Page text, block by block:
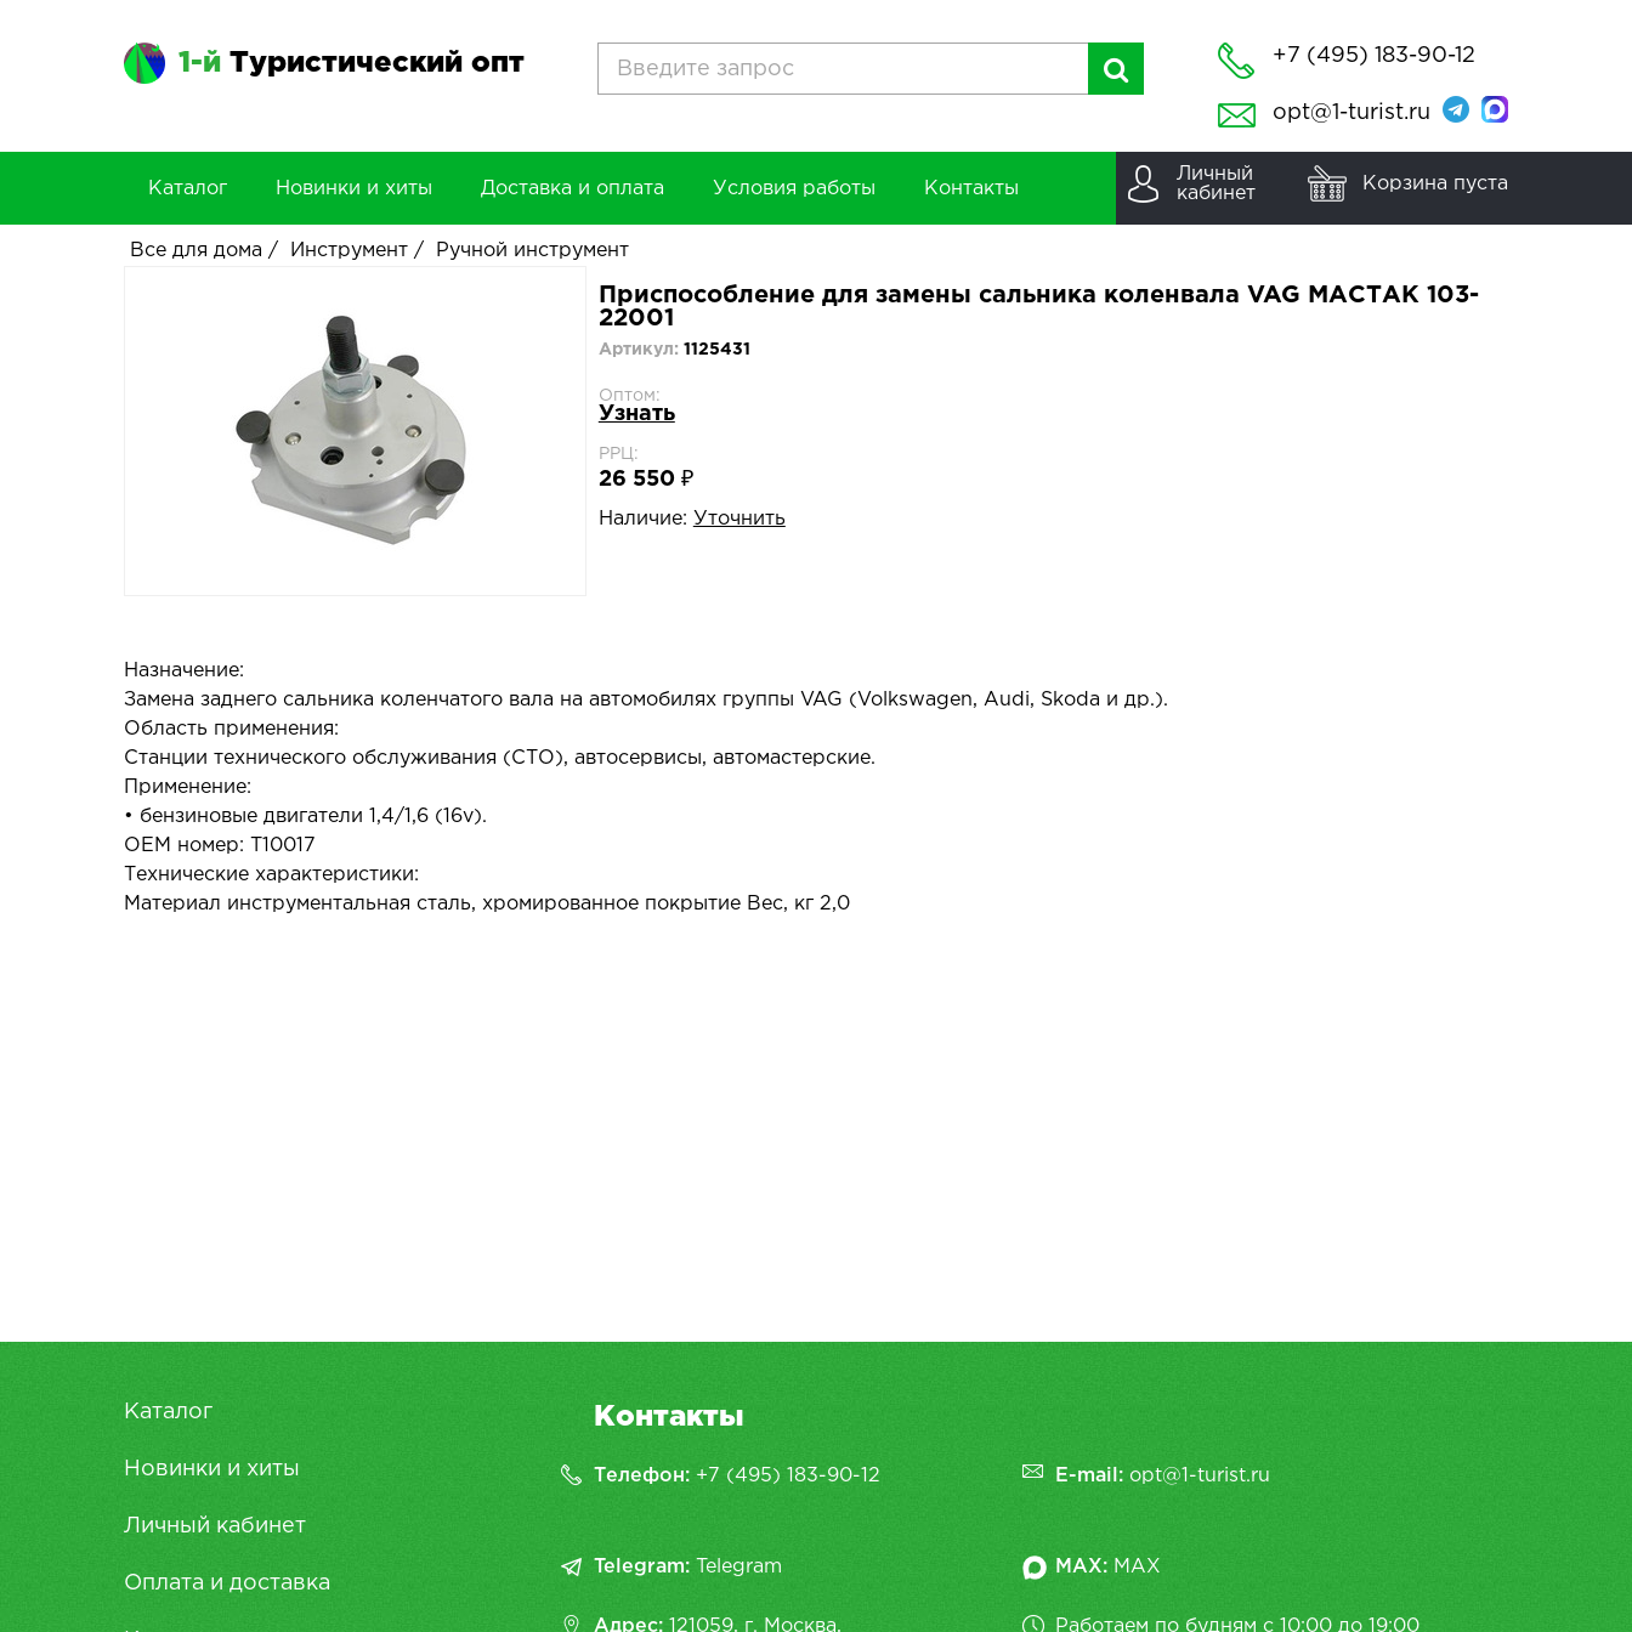
1-й Туристический опт +7 (495) 183-90-12
opt@1-turist.ru
Каталог Новинки и хиты Доставка и оплата Условия работы Контакты
Личный
кабинет
Корзина пуста
Все для дома / Инструмент / Ручной инструмент
Приспособление для замены сальника коленвала VAG МАСТАК 103-
22001
Артикул: 1125431
Оптом:
Узнать
РРЦ:
26 550 ₽
Наличие: Уточнить
Назначение:
Замена заднего сальника коленчатого вала на автомобилях группы VAG (Volkswagen, Audi, Skoda и др.).
Область применения:
Станции технического обслуживания (СТО), автосервисы, автомастерские.
Применение:
• бензиновые двигатели 1,4/1,6 (16v).
OEM номер: T10017
Технические характеристики:
Материал инструментальная сталь, хромированное покрытие Вес, кг 2,0
Каталог
Новинки и хиты
Личный кабинет
Оплата и доставка
Контакты
Телефон: +7 (495) 183-90-12 E-mail: opt@1-turist.ru
Telegram: Telegram MAX: MAX
Адрес: 121059, г. Москва, Работаем по будням с 10:00 до 19:00